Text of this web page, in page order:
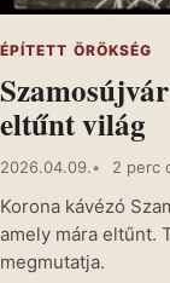
ÉPÍTETT ÖRÖKSÉG
eltűnt világ
2026.04.09. 2 perc
Korona kávézó
amely mára eltűnt.
megmutatja.